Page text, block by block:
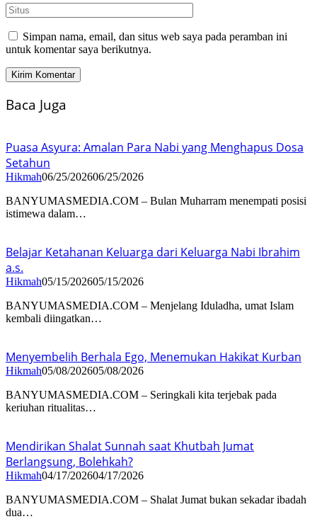
Simpan nama, email, dan situs web saya pada peramban ini
untuk komentar saya berikutnya.
Baca Juga
Puasa Asyura: Amalan Para Nabi yang Menghapus Dosa
Setahun
Hikmah06/25/202606/25/2026
BANYUMASMEDIA.COM – Bulan Muharram menempati posisi
istimewa dalam…
Belajar Ketahanan Keluarga dari Keluarga Nabi Ibrahim
a.s.
Hikmah05/15/202605/15/2026
BANYUMASMEDIA.COM – Menjelang Iduladha, umat Islam
kembali diingatkan…
Menyembelih Berhala Ego, Menemukan Hakikat Kurban
Hikmah05/08/202605/08/2026
BANYUMASMEDIA.COM – Seringkali kita terjebak pada
keriuhan ritualitas…
Mendirikan Shalat Sunnah saat Khutbah Jumat
Berlangsung, Bolehkah?
Hikmah04/17/202604/17/2026
BANYUMASMEDIA.COM – Shalat Jumat bukan sekadar ibadah
dua…